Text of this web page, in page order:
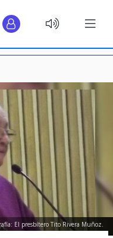
El presbítero Tito Rivera Muñoz.